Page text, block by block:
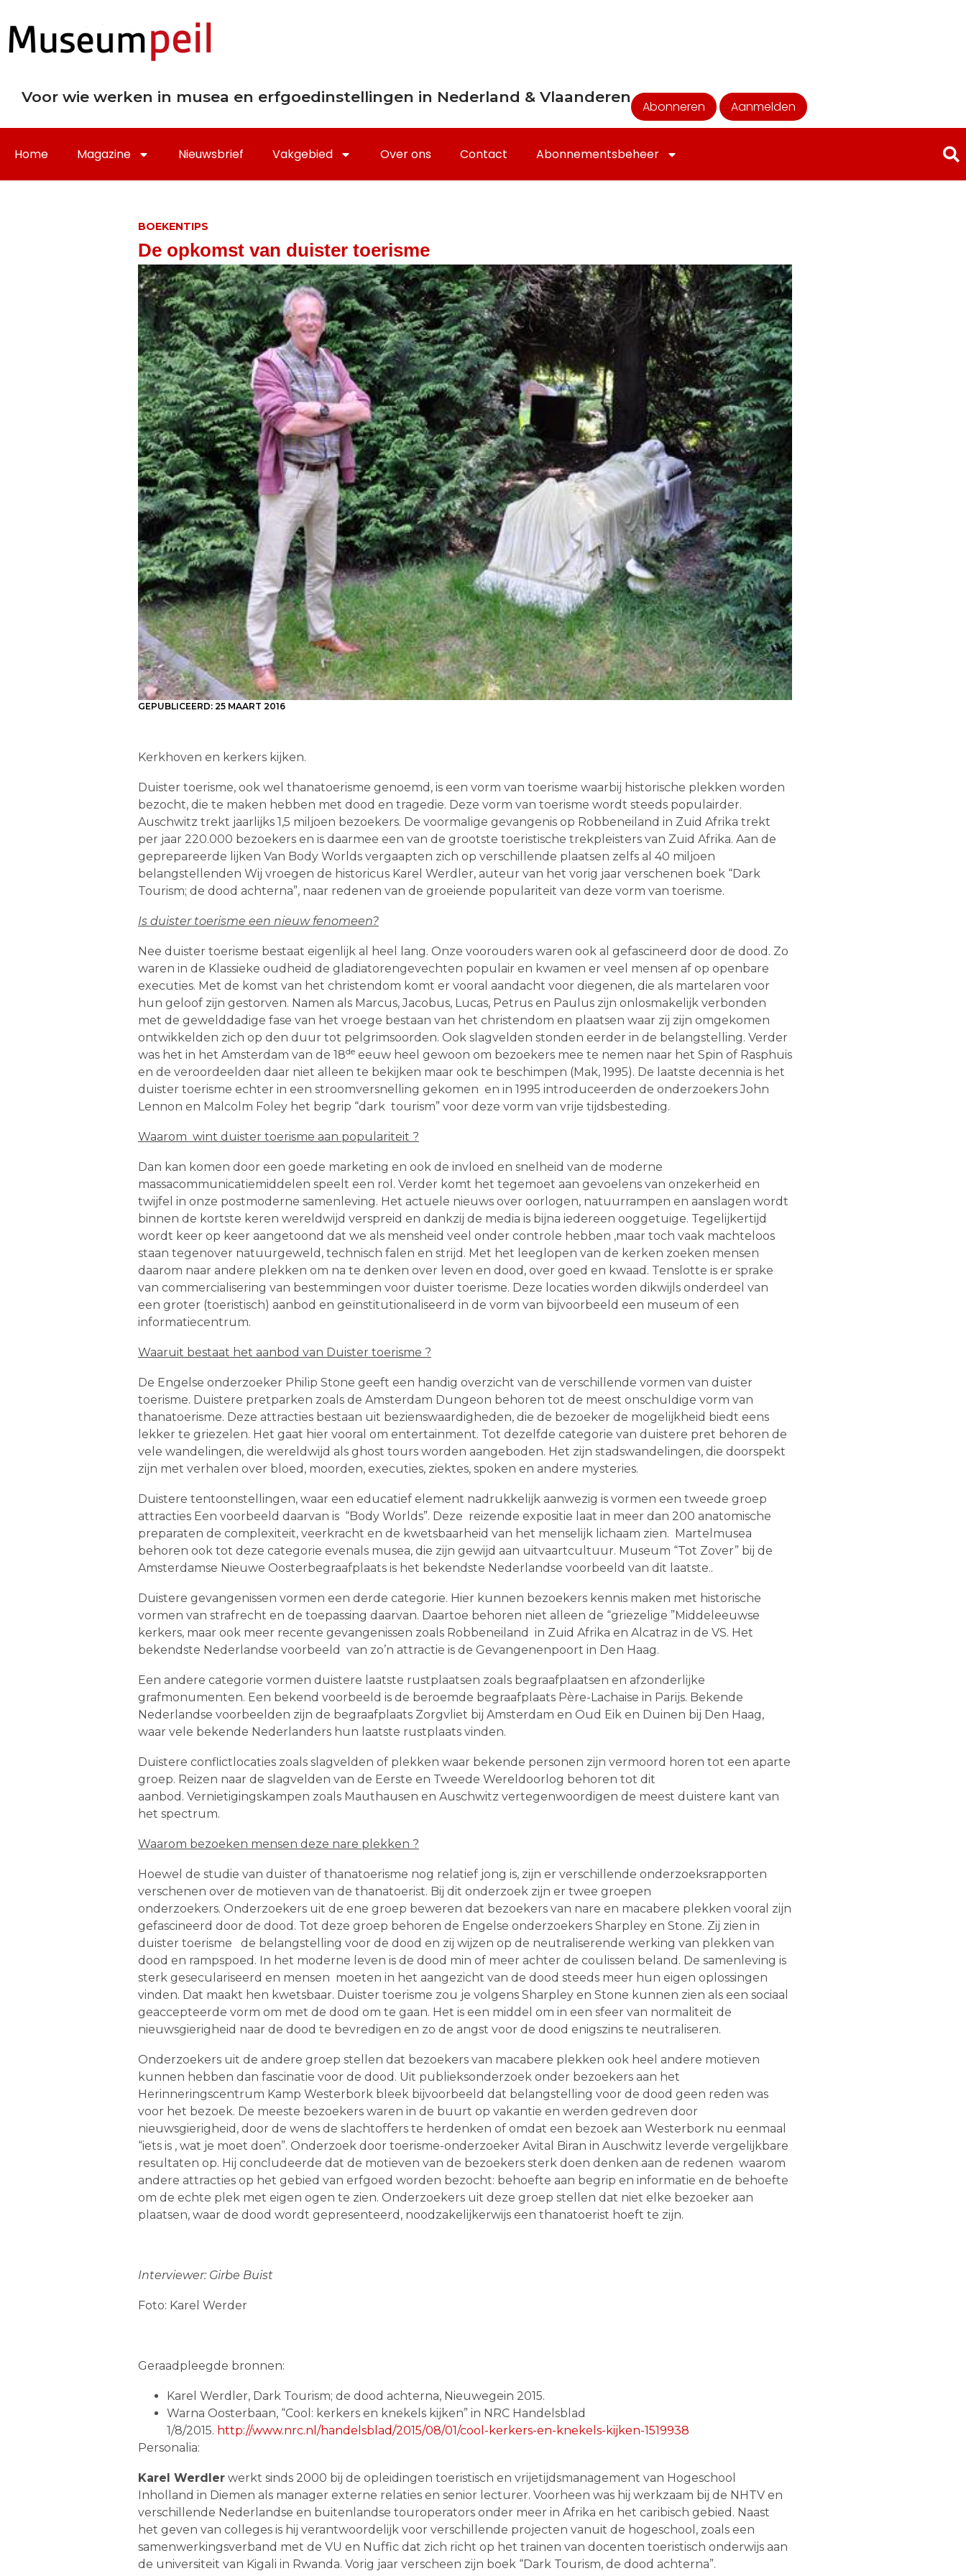
Voor wie werken in musea en erfgoedinstellingen in Nederland & Vlaanderen
Abonneren Aanmelden
Home Magazine Nieuwsbrief Vakgebied Over ons Contact Abonnementsbeheer
BOEKENTIPS
De opkomst van duister toerisme
GEPUBLICEERD: 25 MAART 2016
Kerkhoven en kerkers kijken.
Duister toerisme, ook wel thanatoerisme genoemd, is een vorm van toerisme waarbij historische plekken worden
bezocht, die te maken hebben met dood en tragedie. Deze vorm van toerisme wordt steeds populairder.
Auschwitz trekt jaarlijks 1,5 miljoen bezoekers. De voormalige gevangenis op Robbeneiland in Zuid Afrika trekt
per jaar 220.000 bezoekers en is daarmee een van de grootste toeristische trekpleisters van Zuid Afrika. Aan de
geprepareerde lijken Van Body Worlds vergaapten zich op verschillende plaatsen zelfs al 40 miljoen
belangstellenden Wij vroegen de historicus Karel Werdler, auteur van het vorig jaar verschenen boek “Dark
Tourism; de dood achterna”, naar redenen van de groeiende populariteit van deze vorm van toerisme.
Is duister toerisme een nieuw fenomeen?
Nee duister toerisme bestaat eigenlijk al heel lang. Onze voorouders waren ook al gefascineerd door de dood. Zo
waren in de Klassieke oudheid de gladiatorengevechten populair en kwamen er veel mensen af op openbare
executies. Met de komst van het christendom komt er vooral aandacht voor diegenen, die als martelaren voor
hun geloof zijn gestorven. Namen als Marcus, Jacobus, Lucas, Petrus en Paulus zijn onlosmakelijk verbonden
met de gewelddadige fase van het vroege bestaan van het christendom en plaatsen waar zij zijn omgekomen
ontwikkelden zich op den duur tot pelgrimsoorden. Ook slagvelden stonden eerder in de belangstelling. Verder
was het in het Amsterdam van de 18de eeuw heel gewoon om bezoekers mee te nemen naar het Spin of Rasphuis
en de veroordeelden daar niet alleen te bekijken maar ook te beschimpen (Mak, 1995). De laatste decennia is het
duister toerisme echter in een stroomversnelling gekomen en in 1995 introduceerden de onderzoekers John
Lennon en Malcolm Foley het begrip “dark tourism” voor deze vorm van vrije tijdsbesteding.
Waarom wint duister toerisme aan populariteit ?
Dan kan komen door een goede marketing en ook de invloed en snelheid van de moderne
massacommunicatiemiddelen speelt een rol. Verder komt het tegemoet aan gevoelens van onzekerheid en
twijfel in onze postmoderne samenleving. Het actuele nieuws over oorlogen, natuurrampen en aanslagen wordt
binnen de kortste keren wereldwijd verspreid en dankzij de media is bijna iedereen ooggetuige. Tegelijkertijd
wordt keer op keer aangetoond dat we als mensheid veel onder controle hebben ,maar toch vaak machteloos
staan tegenover natuurgeweld, technisch falen en strijd. Met het leeglopen van de kerken zoeken mensen
daarom naar andere plekken om na te denken over leven en dood, over goed en kwaad. Tenslotte is er sprake
van commercialisering van bestemmingen voor duister toerisme. Deze locaties worden dikwijls onderdeel van
een groter (toeristisch) aanbod en geïnstitutionaliseerd in de vorm van bijvoorbeeld een museum of een
informatiecentrum.
Waaruit bestaat het aanbod van Duister toerisme ?
De Engelse onderzoeker Philip Stone geeft een handig overzicht van de verschillende vormen van duister
toerisme. Duistere pretparken zoals de Amsterdam Dungeon behoren tot de meest onschuldige vorm van
thanatoerisme. Deze attracties bestaan uit bezienswaardigheden, die de bezoeker de mogelijkheid biedt eens
lekker te griezelen. Het gaat hier vooral om entertainment. Tot dezelfde categorie van duistere pret behoren de
vele wandelingen, die wereldwijd als ghost tours worden aangeboden. Het zijn stadswandelingen, die doorspekt
zijn met verhalen over bloed, moorden, executies, ziektes, spoken en andere mysteries.
Duistere tentoonstellingen, waar een educatief element nadrukkelijk aanwezig is vormen een tweede groep
attracties Een voorbeeld daarvan is “Body Worlds”. Deze reizende expositie laat in meer dan 200 anatomische
preparaten de complexiteit, veerkracht en de kwetsbaarheid van het menselijk lichaam zien. Martelmusea
behoren ook tot deze categorie evenals musea, die zijn gewijd aan uitvaartcultuur. Museum “Tot Zover” bij de
Amsterdamse Nieuwe Oosterbegraafplaats is het bekendste Nederlandse voorbeeld van dit laatste..
Duistere gevangenissen vormen een derde categorie. Hier kunnen bezoekers kennis maken met historische
vormen van strafrecht en de toepassing daarvan. Daartoe behoren niet alleen de “griezelige ”Middeleeuwse
kerkers, maar ook meer recente gevangenissen zoals Robbeneiland in Zuid Afrika en Alcatraz in de VS. Het
bekendste Nederlandse voorbeeld van zo’n attractie is de Gevangenenpoort in Den Haag.
Een andere categorie vormen duistere laatste rustplaatsen zoals begraafplaatsen en afzonderlijke
grafmonumenten. Een bekend voorbeeld is de beroemde begraafplaats Père-Lachaise in Parijs. Bekende
Nederlandse voorbeelden zijn de begraafplaats Zorgvliet bij Amsterdam en Oud Eik en Duinen bij Den Haag,
waar vele bekende Nederlanders hun laatste rustplaats vinden.
Duistere conflictlocaties zoals slagvelden of plekken waar bekende personen zijn vermoord horen tot een aparte
groep. Reizen naar de slagvelden van de Eerste en Tweede Wereldoorlog behoren tot dit
aanbod. Vernietigingskampen zoals Mauthausen en Auschwitz vertegenwoordigen de meest duistere kant van
het spectrum.
Waarom bezoeken mensen deze nare plekken ?
Hoewel de studie van duister of thanatoerisme nog relatief jong is, zijn er verschillende onderzoeksrapporten
verschenen over de motieven van de thanatoerist. Bij dit onderzoek zijn er twee groepen
onderzoekers. Onderzoekers uit de ene groep beweren dat bezoekers van nare en macabere plekken vooral zijn
gefascineerd door de dood. Tot deze groep behoren de Engelse onderzoekers Sharpley en Stone. Zij zien in
duister toerisme de belangstelling voor de dood en zij wijzen op de neutraliserende werking van plekken van
dood en rampspoed. In het moderne leven is de dood min of meer achter de coulissen beland. De samenleving is
sterk geseculariseerd en mensen moeten in het aangezicht van de dood steeds meer hun eigen oplossingen
vinden. Dat maakt hen kwetsbaar. Duister toerisme zou je volgens Sharpley en Stone kunnen zien als een sociaal
geaccepteerde vorm om met de dood om te gaan. Het is een middel om in een sfeer van normaliteit de
nieuwsgierigheid naar de dood te bevredigen en zo de angst voor de dood enigszins te neutraliseren.
Onderzoekers uit de andere groep stellen dat bezoekers van macabere plekken ook heel andere motieven
kunnen hebben dan fascinatie voor de dood. Uit publieksonderzoek onder bezoekers aan het
Herinneringscentrum Kamp Westerbork bleek bijvoorbeeld dat belangstelling voor de dood geen reden was
voor het bezoek. De meeste bezoekers waren in de buurt op vakantie en werden gedreven door
nieuwsgierigheid, door de wens de slachtoffers te herdenken of omdat een bezoek aan Westerbork nu eenmaal
“iets is , wat je moet doen”. Onderzoek door toerisme-onderzoeker Avital Biran in Auschwitz leverde vergelijkbare
resultaten op. Hij concludeerde dat de motieven van de bezoekers sterk doen denken aan de redenen waarom
andere attracties op het gebied van erfgoed worden bezocht: behoefte aan begrip en informatie en de behoefte
om de echte plek met eigen ogen te zien. Onderzoekers uit deze groep stellen dat niet elke bezoeker aan
plaatsen, waar de dood wordt gepresenteerd, noodzakelijkerwijs een thanatoerist hoeft te zijn.
Interviewer: Girbe Buist
Foto: Karel Werder
Geraadpleegde bronnen:
Karel Werdler, Dark Tourism; de dood achterna, Nieuwegein 2015.
Warna Oosterbaan, “Cool: kerkers en knekels kijken” in NRC Handelsblad
1/8/2015. http://www.nrc.nl/handelsblad/2015/08/01/cool-kerkers-en-knekels-kijken-1519938
Personalia:
Karel Werdler werkt sinds 2000 bij de opleidingen toeristisch en vrijetijdsmanagement van Hogeschool
Inholland in Diemen als manager externe relaties en senior lecturer. Voorheen was hij werkzaam bij de NHTV en
verschillende Nederlandse en buitenlandse touroperators onder meer in Afrika en het caribisch gebied. Naast
het geven van colleges is hij verantwoordelijk voor verschillende projecten vanuit de hogeschool, zoals een
samenwerkingsverband met de VU en Nuffic dat zich richt op het trainen van docenten toeristisch onderwijs aan
de universiteit van Kigali in Rwanda. Vorig jaar verscheen zijn boek “Dark Tourism, de dood achterna”.